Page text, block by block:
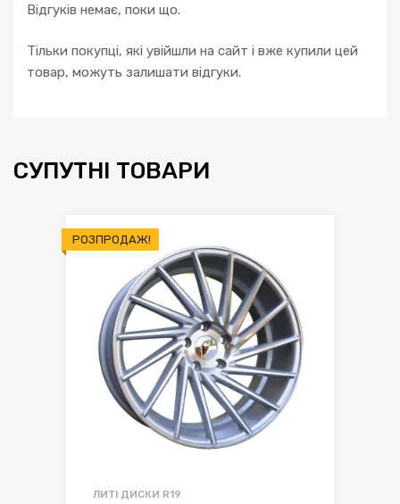
Відгуків немає, поки що.
Тільки покупці, які увійшли на сайт і вже купили цей
товар, можуть залишати відгуки.
СУПУТНІ ТОВАРИ
РОЗПРОДАЖ!
ЛИТІ ДИСКИ R19